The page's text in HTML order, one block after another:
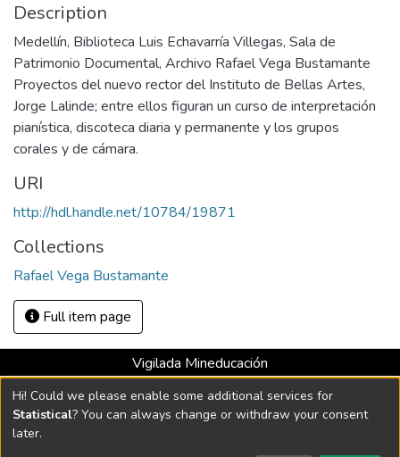
Description
Medellín, Biblioteca Luis Echavarría Villegas, Sala de
Patrimonio Documental, Archivo Rafael Vega Bustamante
Proyectos del nuevo rector del Instituto de Bellas Artes,
Jorge Lalinde; entre ellos figuran un curso de interpretación
pianística, discoteca diaria y permanente y los grupos
corales y de cámara.
URI
http://hdl.handle.net/10784/19871
Collections
Rafael Vega Bustamante
Full item page
Vigilada Mineducación
Universidad con Acreditación Institucional hasta 2026 -
Resolución MEN 2158 de 2018
Hi! Could we please enable some additional services for
Statistical? You can always change or withdraw your consent
later.